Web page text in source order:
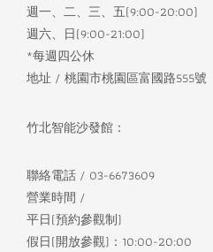
週一、二、三、五(9:00-20:00)
週六、日(9:00-21:00)
*每週四公休
地址 / 桃園市桃園區富國路555號
竹北智能沙發館：
聯絡電話 / 03-6673609
營業時間 /
平日(預約參觀制)
假日(開放參觀)：10:00-20:00